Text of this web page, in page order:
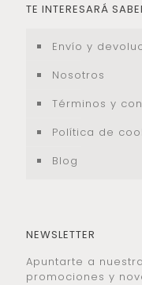
TE INTERESARÁ
Envío y
Nosotros
Términos y
Política de
Blog
NEWSLETTER
Apuntarte a
promociones y